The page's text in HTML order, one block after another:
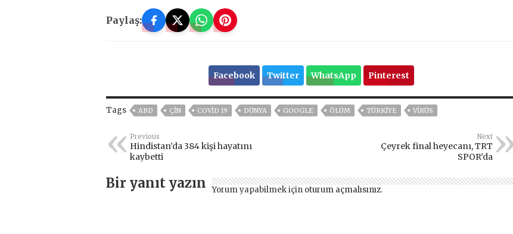
Paylaş:
Facebook Twitter WhatsApp Pinterest
Tags ABD ÇIN COVID 19 DÜNYA GOOGLE ÖLÜM TÜRKİYE VIRÜS
Previous
Hindistan’da 384 kişi hayatını
kaybetti
Next
Çeyrek final heyecanı, TRT
SPOR’da
Bir yanıt yazın Yorum yapabilmek için oturum açmalısınız.